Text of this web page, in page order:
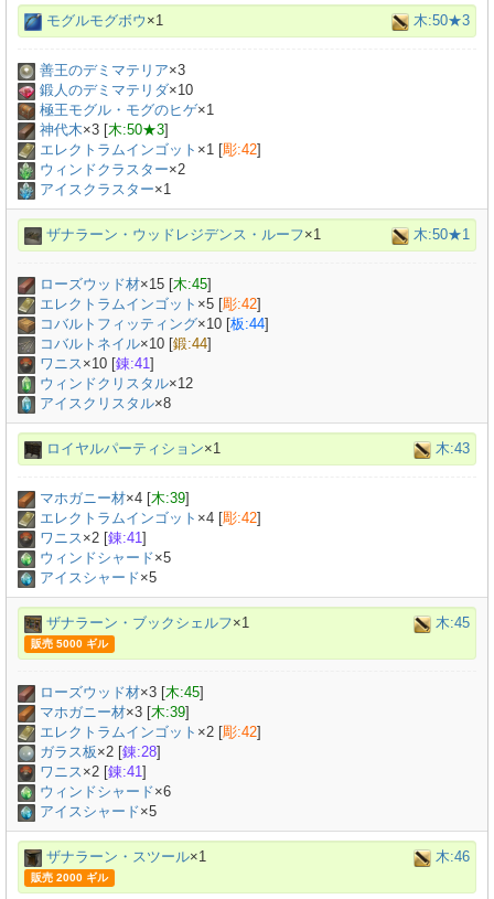
モグルモグボウ ×1 木:50★3
善王のデミマテリア×3
鍛人のデミマテリダ×10
極王モグル・モグのヒゲ×1
神代木×3 [木:50★3]
エレクトラムインゴット ×1 [彫:42]
ウィンドクラスター×2
アイスクラスター×1
ザナラーン・ウッドレジデンス・ルーフ×1 木:50★1
ローズウッド材×15 [木:45]
エレクトラムインゴット ×5 [彫:42]
コバルトフィッティング×10 [板:44]
コバルトネイル×10 [鍛:44]
ワニス×10 [錬:41]
ウィンドクリスタル×12
アイスクリスタル×8
ロイヤルパーティション×1 木:43
マホガニー材×4 [木:39]
エレクトラムインゴット ×4 [彫:42]
ワニス×2 [錬:41]
ウィンドシャード×5
アイスシャード×5
ザナラーン・ブックシェルフ×1 木:45
販売 5000 ギル
ローズウッド材×3 [木:45]
マホガニー材×3 [木:39]
エレクトラムインゴット ×2 [彫:42]
ガラス板×2 [錬:28]
ワニス×2 [錬:41]
ウィンドシャード×6
アイスシャード×5
ザナラーン・スツール×1 木:46
販売 2000 ギル